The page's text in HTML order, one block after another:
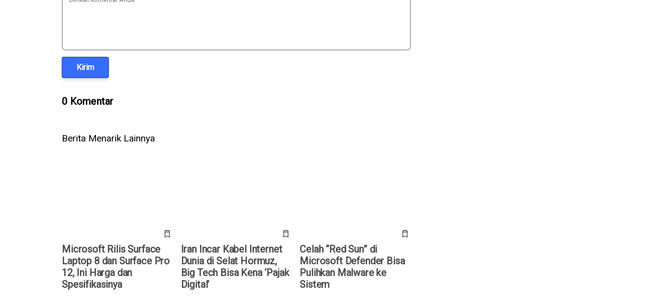
Kirim
0 Komentar
Berita Menarik Lainnya
Microsoft Rilis Surface
Laptop 8 dan Surface Pro
12, Ini Harga dan
Spesifikasinya
Iran Incar Kabel Internet
Dunia di Selat Hormuz,
Big Tech Bisa Kena ‘Pajak
Digital’
Celah “Red Sun” di
Microsoft Defender Bisa
Pulihkan Malware ke
Sistem